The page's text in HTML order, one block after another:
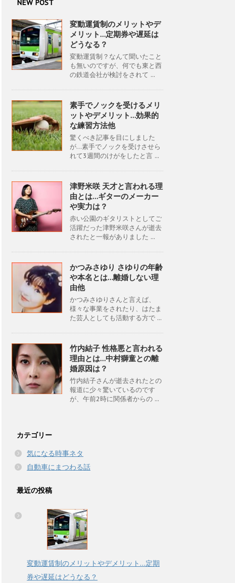
NEW POST
変動運賃制のメリットやデ
メリット…定期券や遅延は
どうなる？
変動運賃制？なんて聞いたこと
も無いのですが、何でも東と西
の鉄道会社が検討をされて ...
素手でノックを受けるメリ
ットやデメリット…効果的
な練習方法他
驚くべき記事を目にしました
が…素手でノックを受けさせら
れて3週間のけがをしたと言 ...
津野米咲 天才と言われる理
由とは…ギターのメーカー
や実力は？
赤い公園のギタリストとしてご
活躍だった津野米咲さんが逝去
されたと一報がありました ...
かつみさゆり さゆりの年齢
や本名とは…離婚しない理
由他
かつみさゆりさんと言えば、
様々な事業をされたり、はたま
た芸人としても活動する方で ...
竹内結子 性格悪と言われる
理由とは…中村獅童との離
婚原因は？
竹内結子さんが逝去されたとの
報道に少々驚いているのです
が、午前2時に関係者からの ...
カテゴリー
気になる時事ネタ
自動車にまつわる話
最近の投稿
変動運賃制のメリットやデメリット…定期
券や遅延はどうなる？